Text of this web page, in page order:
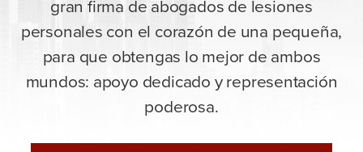
gran firma de abogados de lesiones
personales con el corazón de una pequeña,
para que obtengas lo mejor de ambos
mundos: apoyo dedicado y representación
poderosa.